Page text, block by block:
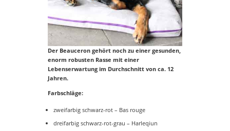
Der Beauceron gehört noch zu einer gesunden,
enorm robusten Rasse mit einer
Lebenserwartung im Durchschnitt von ca. 12
Jahren.
Farbschläge:
zweifarbig schwarz-rot – Bas rouge
dreifarbig schwarz-rot-grau – Harleqiun